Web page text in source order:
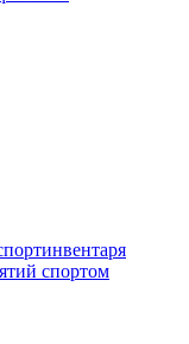
спортом